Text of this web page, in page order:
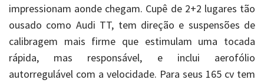
impressionam aonde chegam. Cupê de 2+2 lugares tão
ousado como Audi TT, tem direção e suspensões de
calibragem mais firme que estimulam uma tocada
rápida, mas responsável, e inclui aerofólio
autorregulável com a velocidade. Para seus 165 cv tem